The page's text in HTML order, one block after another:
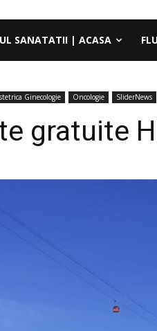
SANATATII | ACASA
Ginecologie Oncologie SliderNews
gratuite